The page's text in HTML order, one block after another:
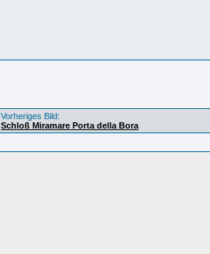
Vorheriges Bild:
Schloß Miramare Porta della Bora